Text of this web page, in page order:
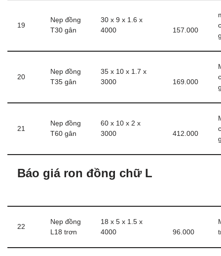
19
Nẹp đồng
T30 gân
30 x 9 x 1.6 x
4000
157.000
20
Nẹp đồng
T35 gân
35 x 10 x 1.7 x
3000
169.000
21
Nẹp đồng
T60 gân
60 x 10 x 2 x
3000
412.000
Báo giá ron đồng chữ L
22
Nẹp đồng
L18 trơn
18 x 5 x 1.5 x
4000
96.000